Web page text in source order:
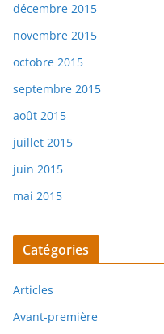
décembre 2015
novembre 2015
octobre 2015
septembre 2015
août 2015
juillet 2015
juin 2015
mai 2015
Catégories
Articles
Avant-première